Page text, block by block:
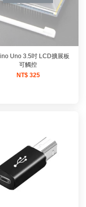
Uno 3.5吋 LCD擴展板
可觸控
NT$ 325